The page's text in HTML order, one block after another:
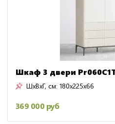
Шкаф 3 двери
ШxВxГ, см: 180x225x66
369 000 руб